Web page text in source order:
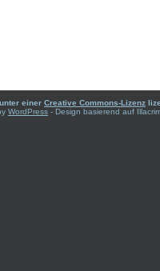
einer Creative Commons-Lizenz
WordPress - Design basierend auf